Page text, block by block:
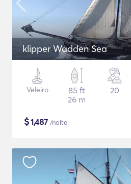
klipper Wadden Sea
Veleiro
85 ft
26 m
20
$1,487 /noite